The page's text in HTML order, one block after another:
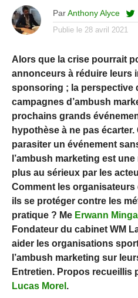
Par Anthony Alyce
Publie le 28 avril 2021
Alors que la crise pourrait
annonceurs à réduire leurs
sponsoring ; la perspective
campagnes d’ambush
prochains grands
hypothèse à ne pas
parasiter un événement
l’ambush marketing est
plus au sérieux par les
Comment les
ils se protéger contre les
pratique ? Me Erwann
Fondateur du cabinet WM
aider les organisations
l’ambush marketing sur
Entretien. Propos recueillis
Lucas Morel .